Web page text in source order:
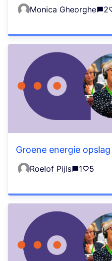
Monica Gheorghe 2
Groene energie
Roelof Pijls 1 5